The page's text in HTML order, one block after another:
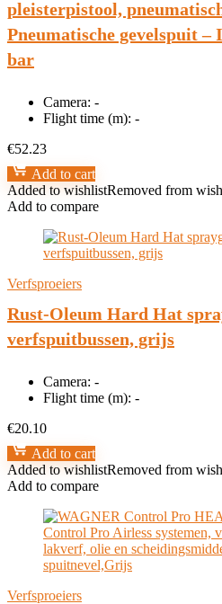
pleisterpistool,
Pneumatische gevelspuit
bar
Camera: -
Flight time (m): -
€52.23
Add to cart
Added to wishlistRemoved from
Add to compare
Verfsproeiers
Rust-Oleum Hard Hat
verfspuitbussen, grijs
Camera: -
Flight time (m): -
€20.10
Add to cart
Added to wishlistRemoved from
Add to compare
Verfsproeiers